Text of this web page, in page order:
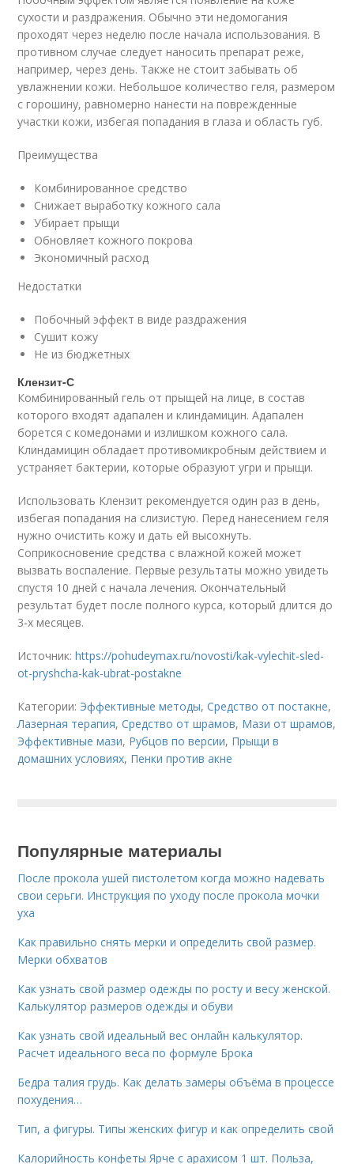
сухости и раздражения. Обычно эти недомогания
проходят через неделю после начала использования. В
противном случае следует наносить препарат реже,
например, через день. Также не стоит забывать об
увлажнении кожи. Небольшое количество геля, размером
с горошину, равномерно нанести на поврежденные
участки кожи, избегая попадания в глаза и область губ.
Преимущества
Комбинированное средство
Снижает выработку кожного сала
Убирает прыщи
Обновляет кожного покрова
Экономичный расход
Недостатки
Побочный эффект в виде раздражения
Сушит кожу
Не из бюджетных
Клензит-С
Комбинированный гель от прыщей на лице, в состав
которого входят адапален и клиндамицин. Адапален
борется с комедонами и излишком кожного сала.
Клиндамицин обладает противомикробным действием и
устраняет бактерии, которые образуют угри и прыщи.
Использовать Клензит рекомендуется один раз в день,
избегая попадания на слизистую. Перед нанесением геля
нужно очистить кожу и дать ей высохнуть.
Соприкосновение средства с влажной кожей может
вызвать воспаление. Первые результаты можно увидеть
спустя 10 дней с начала лечения. Окончательный
результат будет после полного курса, который длится до
3-х месяцев.
Источник:https://pohudeymax.ru/novosti/kak-vylechit-sled-
ot-pryshcha-kak-ubrat-postakne
Категории: Эффективные методы,Средство от постакне,
Лазерная терапия,Средство от шрамов, Мази от шрамов,
Эффективные мази, Рубцов по версии, Прыщи в
домашних условиях, Пенки против акне
Популярные материалы
После прокола ушей пистолетом когда можно надевать
свои серьги. Инструкция по уходу после прокола мочки
уха
Как правильно снять мерки и определить свой размер.
Мерки обхватов
Как узнать свой размер одежды по росту и весу женской.
Калькулятор размеров одежды и обуви
Как узнать свой идеальный вес онлайн калькулятор.
Расчет идеального веса по формуле Брока
Бедра талия грудь. Как делать замеры объёма в процессе
похудения…
Тип, а фигуры. Типы женских фигур и как определить свой
Калорийность конфеты Ярче с арахисом 1 шт. Польза,